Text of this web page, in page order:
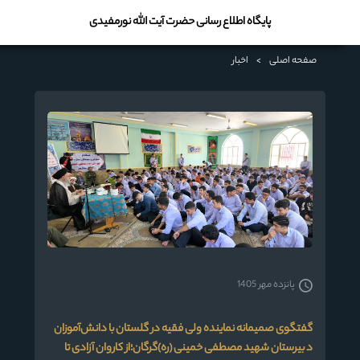
پایگاه اطلاع رسانی حضرت آیت الله نورمفیدی
صفحه اصلی > اخبار
گفتگوی صمیمانه نماینده ولی فقیه در گلستان با دانش‌آموزان
د بیرستان شهید مصطفی خمینی (ره)گرگان؛از کاروان آزادی تا
پانزده مهر 1405